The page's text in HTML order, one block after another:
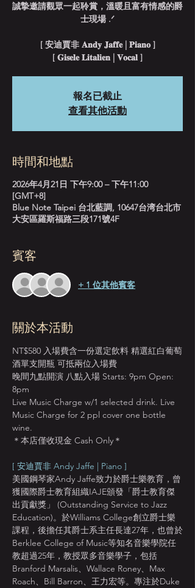
誠摯邀請觀眾一起聆賞，溫暖且富有情感的爵
士現場 .ᐟ
[ 安迪賈非 𝐀𝐧𝐝𝐲 𝐉𝐚𝐟𝐟𝐞 | 𝐏𝐢𝐚𝐧𝐨 ]
[ 𝐆𝐢𝐬𝐞𝐥𝐞 𝐋𝐢𝐭𝐚𝐥𝐢𝐞𝐧 | 𝐕𝐨𝐜𝐚𝐥 ]
報名已截止
查看其他活動
時間和地點
2026年4月21日 下午9:00 – 下午11:00
[GMT+8]
Blue Note Taipei 台北藍調, 10647台湾台北市
大安區羅斯福路三段171號4F
賓客
+ 1 位其他賓客
關於本活動
NT$580 入場費含一份選定飲料 精選紅白葡萄
酒單支開瓶 可抵兩位入場費
晚間九點開演 八點入場 Starts: 9pm Open:
8pm
Live Music Charge w/1 selected drink. Live
Music Charge for 2 ppl cover one bottle
wine.
＊本店僅收現金 Cash Only＊
[ 安迪賈非 Andy Jaffe | Piano ]
美國鋼琴家Andy Jaffe致力於爵士樂教育，曾
獲國際爵士教育組織IAJE頒發「爵士教育傑
出貢獻獎」 (Outstanding Service to Jazz
Education)。於Williams College創立爵士樂
課程，後擔任其爵士系主任長達27年，也曾於
Berklee College of Music等知名音樂學院任
教超過25年，教授眾多音樂學子，包括
Branford Marsalis、Wallace Roney、Max
Roach、Bill Barron、王力宏等。專注於Duke